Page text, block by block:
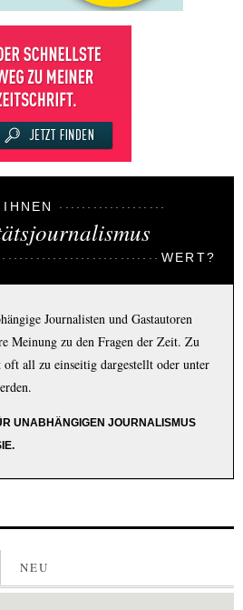
WERT?
Journalisten und Gastautoren
Meinung zu den Fragen der Zeit. Zu
oft all zu einseitig dargestellt oder unter
UNABHÄNGIGEN JOURNALISMUS
NEU